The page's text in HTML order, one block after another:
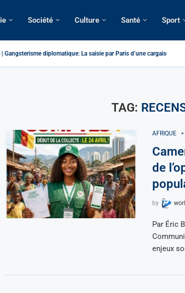
Société Culture Santé Sport
| Gangsterisme diplomatique: La saisie par Paris d’une cargaison
TAG:
AFRIQUE
de
by
Par Éric
enjeux